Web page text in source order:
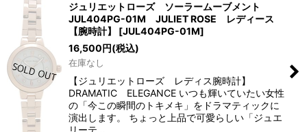
ジュリエットローズ ソーラームーブメント
JUL404PG-01M JULIET ROSE レディース
【腕時計】
[JUL404PG-01M]
16,500円(税込)
在庫なし
【ジュリエットローズ レディス腕時計】
DRAMATIC ELEGANCE いつも輝いていたい女性
の「今この瞬間のトキメキ」をドラマティックに
演出します。 ちょっと上品で可愛らしい「ジュエ
リーテ…